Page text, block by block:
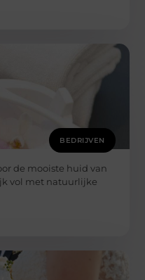
BEDRIJVEN
de mooiste huid van
vol met natuurlijke